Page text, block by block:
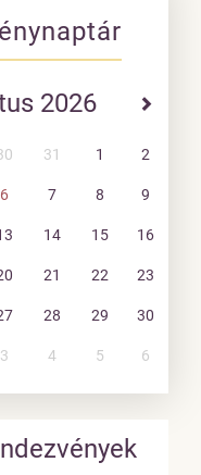
2026
31 1 2
6 7 8 9
14 15 16
21 22 23
28 29 30
3 4 5 6